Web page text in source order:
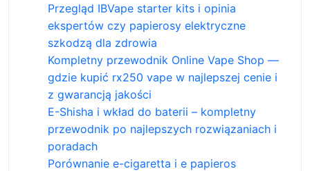
Przegląd IBVape starter kits i opinia
ekspertów czy papierosy elektryczne
szkodzą dla zdrowia
Kompletny przewodnik Online Vape Shop —
gdzie kupić rx250 vape w najlepszej cenie i
z gwarancją jakości
E-Shisha i wkład do baterii – kompletny
przewodnik po najlepszych rozwiązaniach i
poradach
Porównanie e-cigaretta i e papieros